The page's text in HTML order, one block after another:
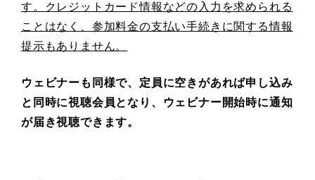
す。クレジットカード情報などの入力を求められる
ことはなく、参加料金の支払い手続きに関する情報
提示もありません。
ウェビナーも同様で、定員に空きがあれば申し込み
と同時に視聴会員となり、ウェビナー開始時に通知
が届き視聴できます。